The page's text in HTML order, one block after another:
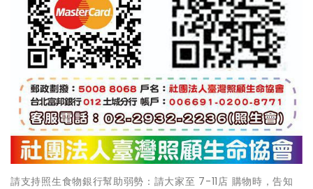
請支持照生食物銀行幫助弱勢：請大家至 7-11店 購物時，告知